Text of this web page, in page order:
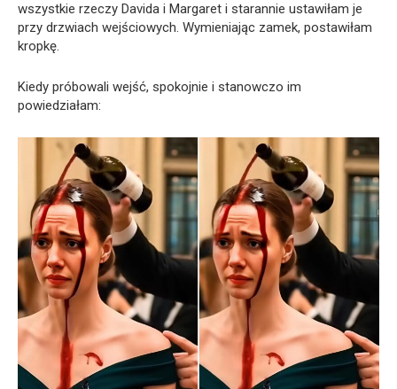
wszystkie rzeczy Davida i Margaret i starannie ustawiłam je
przy drzwiach wejściowych. Wymieniając zamek, postawiłam
kropkę.
Kiedy próbowali wejść, spokojnie i stanowczo im
powiedziałam: